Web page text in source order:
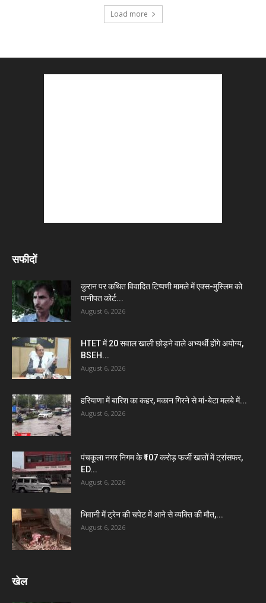
Load more
सफीदों
कुरान पर कथित विवादित टिप्पणी मामले में एक्स-मुस्लिम को
पानीपत कोर्ट...
August 6, 2026
HTET में 20 सवाल खाली छोड़ने वाले अभ्यर्थी होंगे अयोग्य,
BSEH...
August 6, 2026
हरियाणा में बारिश का कहर, मकान गिरने से मां-बेटा मलबे में...
August 6, 2026
पंचकूला नगर निगम के ₹107 करोड़ फर्जी खातों में ट्रांसफर,
ED...
August 6, 2026
भिवानी में ट्रेन की चपेट में आने से व्यक्ति की मौत,...
August 6, 2026
खेल